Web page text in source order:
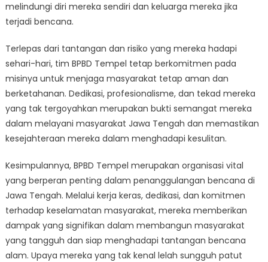
melindungi diri mereka sendiri dan keluarga mereka jika
terjadi bencana.
Terlepas dari tantangan dan risiko yang mereka hadapi
sehari-hari, tim BPBD Tempel tetap berkomitmen pada
misinya untuk menjaga masyarakat tetap aman dan
berketahanan. Dedikasi, profesionalisme, dan tekad mereka
yang tak tergoyahkan merupakan bukti semangat mereka
dalam melayani masyarakat Jawa Tengah dan memastikan
kesejahteraan mereka dalam menghadapi kesulitan.
Kesimpulannya, BPBD Tempel merupakan organisasi vital
yang berperan penting dalam penanggulangan bencana di
Jawa Tengah. Melalui kerja keras, dedikasi, dan komitmen
terhadap keselamatan masyarakat, mereka memberikan
dampak yang signifikan dalam membangun masyarakat
yang tangguh dan siap menghadapi tantangan bencana
alam. Upaya mereka yang tak kenal lelah sungguh patut